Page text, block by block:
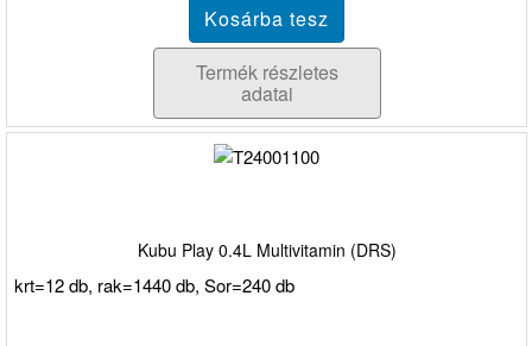
Termék részletes
adatai
Kubu Play 0.4L Multivitamin (DRS)
krt=12 db, rak=1440 db, Sor=240 db